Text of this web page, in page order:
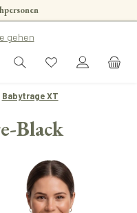
Babytrage XT
Black